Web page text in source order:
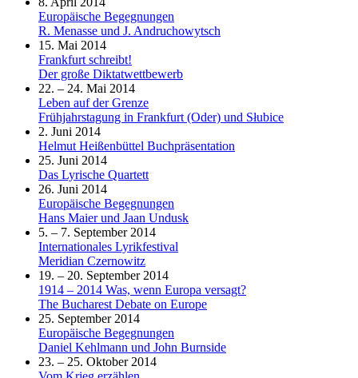
Europäische Begegnungen
R. Menasse und J. Andruchowytsch
15. Mai 2014
Frankfurt schreibt!
Der große Diktatwettbewerb
22. – 24. Mai 2014
Leben auf der Grenze
Frühjahrstagung in Frankfurt (Oder) und Słubice
2. Juni 2014
Helmut Heißenbüttel Buchpräsentation
25. Juni 2014
Das Lyrische Quartett
26. Juni 2014
Europäische Begegnungen
Hans Maier und Jaan Undusk
5. – 7. September 2014
Internationales Lyrikfestival
Meridian Czernowitz
19. – 20. September 2014
1914 – 2014 Was, wenn Europa versagt?
The Bucharest Debate on Europe
25. September 2014
Europäische Begegnungen
Daniel Kehlmann und John Burnside
23. – 25. Oktober 2014